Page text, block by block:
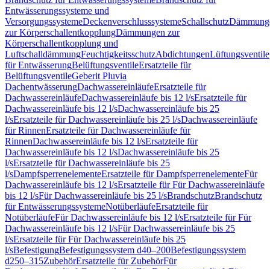
Entwässerungssysteme und
VersorgungssystemeDeckenverschlusssystemeSchallschutz
zur KörperschallentkopplungDämmungen zur
Körperschallentkopplung und
LuftschalldämmungFeuchtigkeitsschutzAbdichtungenLüftungsventile
für EntwässerungBelüftungsventileErsatzteile für
BelüftungsventileGeberit Pluvia
DachentwässerungDachwassereinläufeErsatzteile für
DachwassereinläufeDachwassereinläufe bis 12 l/sErsatzteile für
Dachwassereinläufe bis 12 l/sDachwassereinläufe bis 25
l/sErsatzteile für Dachwassereinläufe bis 25 l/sDachwassereinläufe
für RinnenErsatzteile für Dachwassereinläufe für
RinnenDachwassereinläufe bis 12 l/sErsatzteile für
Dachwassereinläufe bis 12 l/sDachwassereinläufe bis 25
l/sErsatzteile für Dachwassereinläufe bis 25
l/sDampfsperrenelementeErsatzteile für DampfsperrenelementeFür
Dachwassereinläufe bis 12 l/sErsatzteile für Für Dachwassereinläufe
bis 12 l/sFür Dachwassereinläufe bis 25 l/sBrandschutzBrandschutz
für EntwässerungssystemeNotüberläufeErsatzteile für
NotüberläufeFür Dachwassereinläufe bis 12 l/sErsatzteile für Für
Dachwassereinläufe bis 12 l/sFür Dachwassereinläufe bis 25
l/sErsatzteile für Für Dachwassereinläufe bis 25
l/sBefestigungBefestigungssystem d40–200Befestigungssystem
d250–315ZubehörErsatzteile für ZubehörFür